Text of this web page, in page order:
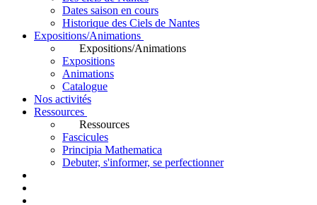
Dates saison en cours
Historique des Ciels de Nantes
Expositions/Animations
Expositions/Animations
Expositions
Animations
Catalogue
Nos activités
Ressources
Ressources
Fascicules
Principia Mathematica
Debuter, s'informer, se perfectionner